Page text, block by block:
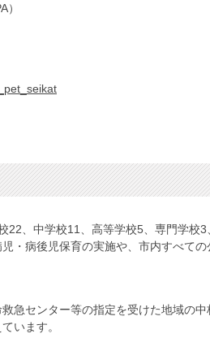
、中学校11、高等学校5、専門学校3
・病後児保育の実施や、市内すべて
急センター等の指定を受けた地域の
います。